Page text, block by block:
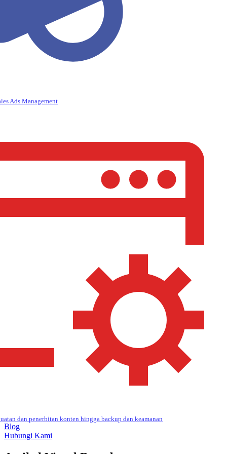
Ads Management
dan penerbitan konten hingga backup dan keamanan
Blog
Hubungi Kami